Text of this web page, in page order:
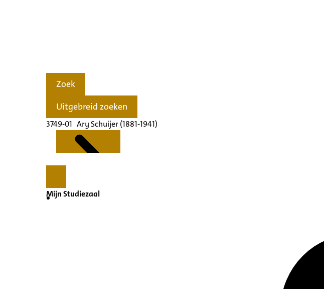
Zoek
Uitgebreid zoeken
3749-01 Ary Schuijer (1881-1941)
Mijn Studiezaal